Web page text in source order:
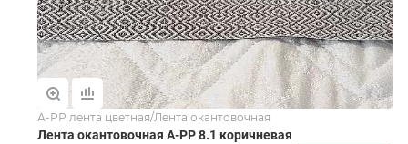
А-РР лента цветная/Лента окантовочная
Лента окантовочная А-PР 8.1 коричневая